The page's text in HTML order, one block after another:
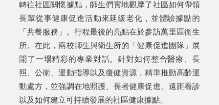
轉往社區關懷據點，師生們實地觀摩了社區如何帶領
長輩從事健康促進活動來延緩老化，並體驗據點的
「共餐服務」。行程最後的亮點在於參訪萬里區衛生
所。在此，兩校師生與衛生所的「健康促進團隊」展
開了一場精彩的專業對話。針對如何整合醫療、長
照、公衛、運動指導以及復健資源，精準推動高齡運
動處方，並強調在地照護、長者健康促進、遠距看診
以及如何建立可持續發展的社區健康據點。